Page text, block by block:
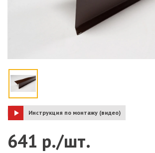
Инструкция по монтажу (видео)
641 р./шт.